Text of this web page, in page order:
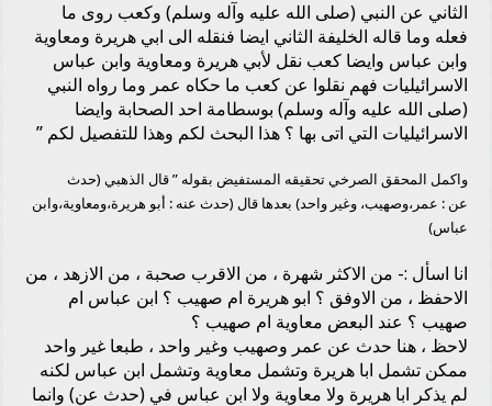
الثاني عن النبي (صلى الله عليه وآله وسلم) وكعب روى ما
فعله وما قاله الخليفة الثاني ايضا فنقله الى ابي هريرة ومعاوية
وابن عباس وايضا كعب نقل لأبي هريرة ومعاوية وابن عباس
الاسرائيليات فهم نقلوا عن كعب ما حكاه عمر وما رواه النبي
(صلى الله عليه وآله وسلم) بوسطامة احد الصحابة وايضا
الاسرائيليات التي اتى بها ؟ هذا البحث لكم وهذا للتفصيل لكم ”
واكمل المحقق الصرخي تحقيقه المستفيض بقوله ” قال الذهبي (حدث
عن : عمر،وصهيب، وغير واحد) بعدها قال (حدث عنه : أبو هريرة،ومعاوية،وابن
عباس)
انا اسأل :- من الاكثر شهرة ، من الاقرب صحبة ، من الازهد ، من
الاحفظ ، من الاوفق ؟ ابو هريرة ام صهيب ؟ ابن عباس ام
صهيب ؟ عند البعض معاوية ام صهيب ؟
لاحظ ، هنا حدث عن عمر وصهيب وغير واحد ، طبعا غير واحد
ممكن تشمل ابا هريرة وتشمل معاوية وتشمل ابن عباس لكنه
لم يذكر ابا هريرة ولا معاوية ولا ابن عباس في (حدث عن) وانما